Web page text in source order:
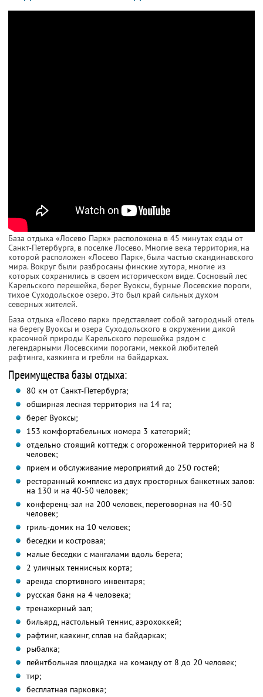
База отдыха «Лосево Парк» расположена в 45 минутах езды от
Санкт-Петербурга, в поселке Лосево. Многие века территория, на
которой расположен «Лосево Парк», была частью скандинавского
мира. Вокруг были разбросаны финские хутора, многие из
которых сохранились в своем историческом виде. Сосновый лес
Карельского перешейка, берег Вуоксы, бурные Лосевские пороги,
тихое Суходольское озеро. Это был край сильных духом
северных жителей.
База отдыха «Лосево парк» представляет собой загородный отель
на берегу Вуоксы и озера Суходольского в окружении дикой
красочной природы Карельского перешейка рядом с
легендарными Лосевскими порогами, меккой любителей
рафтинга, каякинга и гребли на байдарках.
Преимущества базы отдыха:
80 км от Санкт-Петербурга;
обширная лесная территория на 14 га;
берег Вуоксы;
153 комфортабельных номера 3 категорий;
отдельно стоящий коттедж с огороженной территорией на 8
человек;
прием и обслуживание мероприятий до 250 гостей;
ресторанный комплекс из двух просторных банкетных залов:
на 130 и на 40-50 человек;
конференц-зал на 200 человек, переговорная на 40-50
человек;
гриль-домик на 10 человек;
беседки и костровая;
малые беседки с мангалами вдоль берега;
2 уличных теннисных корта;
аренда спортивного инвентаря;
русская баня на 4 человека;
тренажерный зал;
бильярд, настольный теннис, аэрохоккей;
рафтинг, каякинг, сплав на байдарках;
рыбалка;
пейнтбольная площадка на команду от 8 до 20 человек;
тир;
бесплатная парковка;